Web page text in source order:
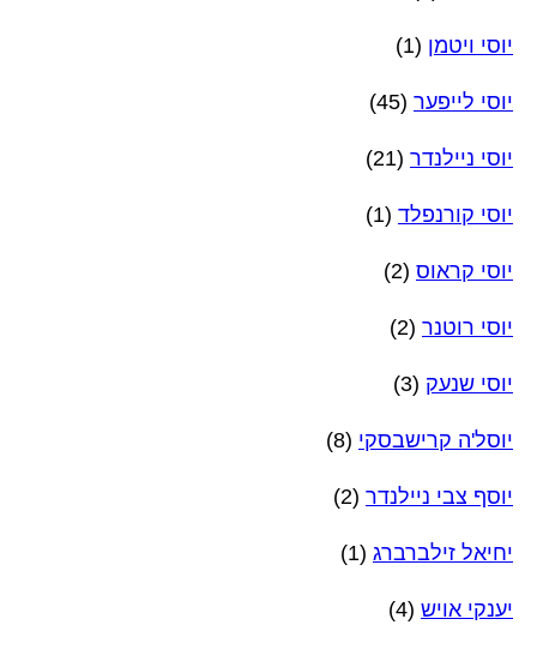
יוסי ויטמן (1)
יוסי לייפער (45)
יוסי ניילנדר (21)
יוסי קורנפלד (1)
יוסי קראוס (2)
יוסי רוטנר (2)
יוסי שנעק (3)
יוסל'ה קרישבסקי (8)
יוסף צבי ניילנדר (2)
יחיאל זילברברג (1)
יענקי אויש (4)